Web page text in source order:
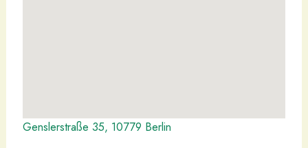
Genslerstraße 35, 10779 Berlin